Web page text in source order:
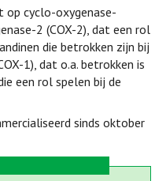
op cyclo-oxygenase-
2 (COX-2), dat een rol
die betrokken zijn bij
1), dat o.a. betrokken is
een rol spelen bij de
sinds oktober